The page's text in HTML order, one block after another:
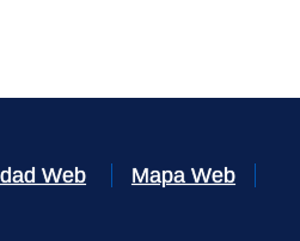
Web Mapa Web